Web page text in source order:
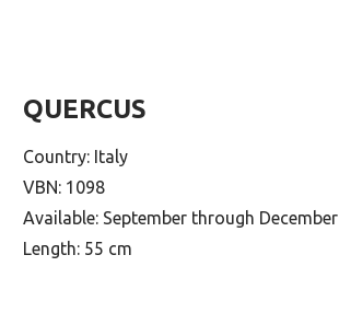
QUERCUS
Country: Italy
VBN: 1098
Available: September through December
Length: 55 cm